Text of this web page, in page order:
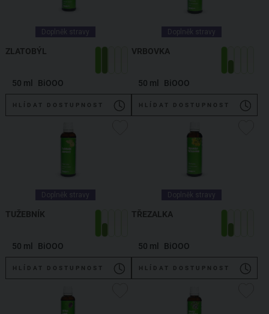
Doplněk stravy
ZLATOBÝL
50 ml BiOOO
HLÍDAT DOSTUPNOST
Doplněk stravy
VRBOVKA
50 ml BiOOO
HLÍDAT DOSTUPNOST
Doplněk stravy
TUŽEBNÍK
50 ml BiOOO
HLÍDAT DOSTUPNOST
Doplněk stravy
TŘEZALKA
50 ml BiOOO
HLÍDAT DOSTUPNOST